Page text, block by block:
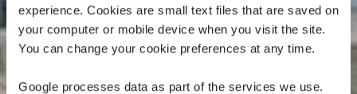
experience. Cookies are small text files that are saved on
your computer or mobile device when you visit the site.
You can change your cookie preferences at any time.
Google processes data as part of the services we use.